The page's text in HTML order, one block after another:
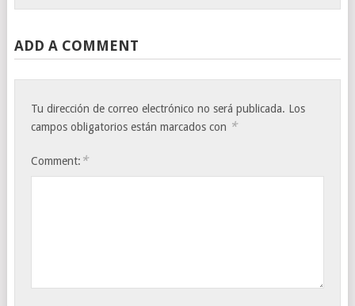
ADD A COMMENT
Tu dirección de correo electrónico no será publicada. Los
campos obligatorios están marcados con *
Comment: *